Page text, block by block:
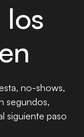
no-shows,
segundos,
siguiente paso